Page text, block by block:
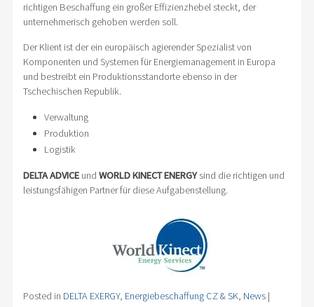
richtigen Beschaffung ein großer Effizienzhebel steckt, der
unternehmerisch gehoben werden soll.
Der Klient ist der ein europäisch agierender Spezialist von
Komponenten und Systemen für Energiemanagement in Europa
und bestreibt ein Produktionsstandorte ebenso in der
Tschechischen Republik.
Verwaltung
Produktion
Logistik
DELTA ADVICEund WORLD KINECT ENERGYsind die richtigen und
leistungsfähigen Partner für diese Aufgabenstellung.
Posted in DELTA EXERGY, Energiebeschaffung CZ & SK, News |